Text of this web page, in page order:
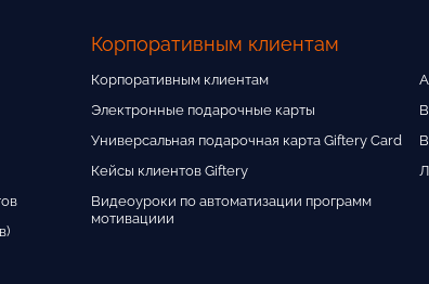
Корпоративным клиентам
Корпоративным клиентам
Электронные подарочные карты
Универсальная подарочная карта Giftery Card
Кейсы клиентов Giftery
Видеоуроки по автоматизации программ
мотивациии